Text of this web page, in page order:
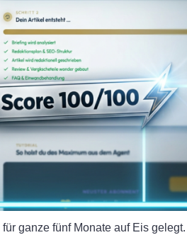
ganze fünf Monate auf Eis